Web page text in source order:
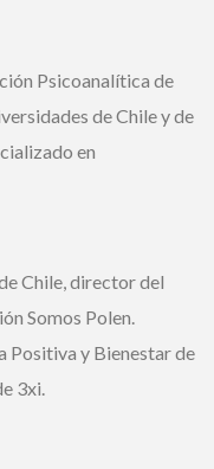
Psicoanalítica de
de Chile y
en
Chile, director del
Somos Polen.
Positiva y Bienestar
de 3xi.